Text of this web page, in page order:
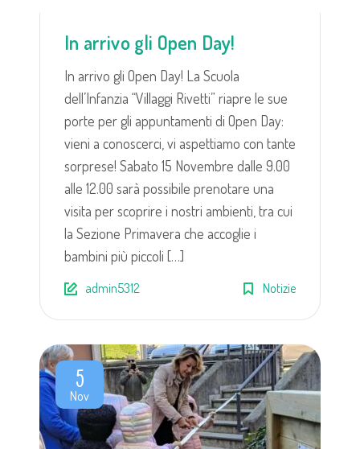
In arrivo gli Open Day!
In arrivo gli Open Day! La Scuola
dell’Infanzia “Villaggi Rivetti” riapre le sue
porte per gli appuntamenti di Open Day:
vieni a conoscerci, vi aspettiamo con tante
sorprese! Sabato 15 Novembre dalle 9.00
alle 12.00 sarà possibile prenotare una
visita per scoprire i nostri ambienti, tra cui
la Sezione Primavera che accoglie i
bambini più piccoli […]
admin5312 Notizie
5
Nov